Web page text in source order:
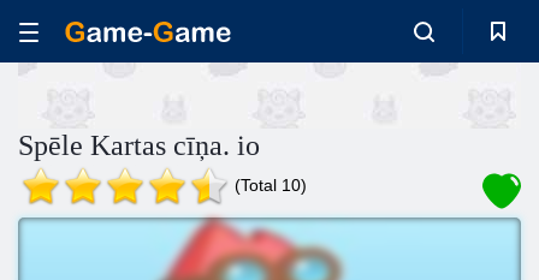
Spēle Kartas cīņa. io
(Total 10)